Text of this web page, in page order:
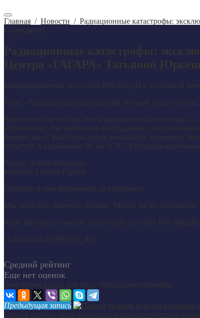
Главная / Новости / Радиационные катастрофы:
Средний рейтинг
Еще нет оценок
Предыдущая запись